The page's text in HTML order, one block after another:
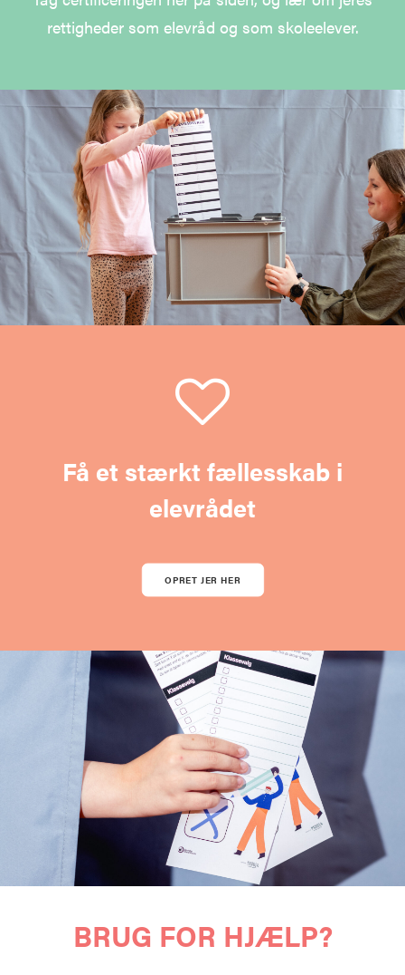
rettigheder som elevråd og som skoleelever.
Få et stærkt fællesskab i
elevrådet
OPRET JER HER
BRUG FOR HJÆLP?